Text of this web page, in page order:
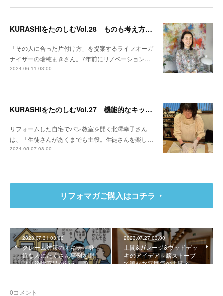
KURASHIをたのしむVol.28 ものも考え方もスッキリさせる整理整頓のプロ
「その人に合った片付け方」を提案するライフオーガ
ナイザーの瑞穂まきさん。7年前にリノベーション…
2024.06.11 03:00
KURASHIをたのしむVol.27 機能的なキッチンでパン作りの楽しさが増す
リフォームした自宅でパン教室を開く北澤幸子さん
は、「生徒さんがあくまでも主役。生徒さんを楽し…
2024.05.07 03:00
リフォマガご購入はコチラ
2023.07.31 03:00
クレーム対策のオキテ～身
近な人にたくさん事例を聞
けば経験不足が補え、予…
2023.07.27 03:00
土間&ガレージ&ウッドデッ
キのアイデア～薪ストーブ
で暖かな雰囲気の土間＆…
0コメント